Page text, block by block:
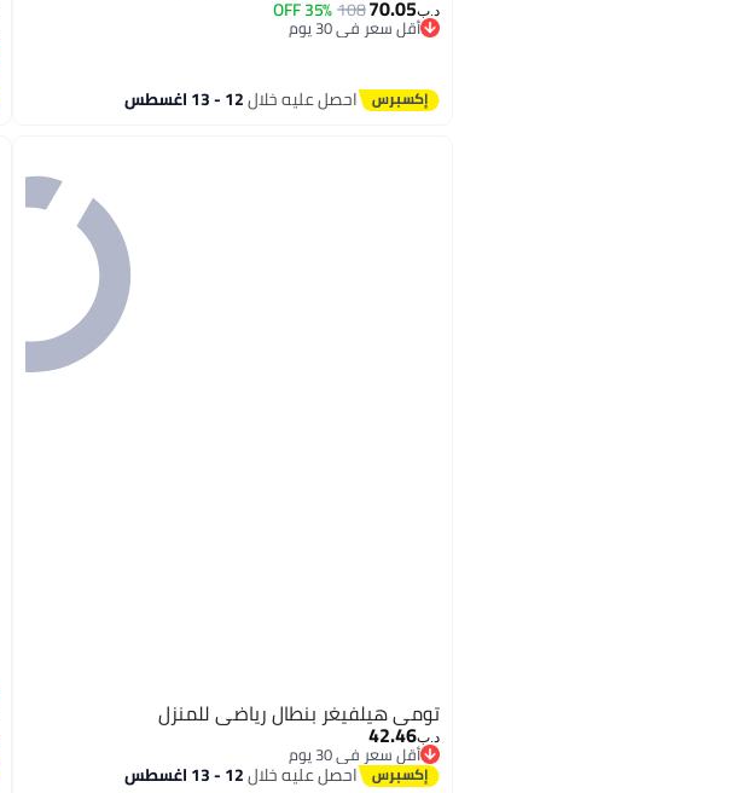
د.ب‏70.05
108
35% OFF
أقل سعر في 30 يوم
أقل سعر في 30 يوم
احصل عليه خلال12 - 13 اغسطس
تومي هيلفيغر بنطال رياضي للمنزل
د.ب‏42.46
أقل سعر في 30 يوم
أقل سعر في 30 يوماحصل عليه خلال12 - 13 اغسطس